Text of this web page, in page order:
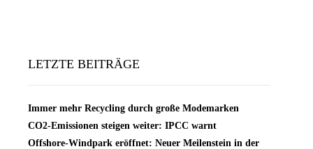
LETZTE BEITRÄGE
Immer mehr Recycling durch große Modemarken
CO2-Emissionen steigen weiter: IPCC warnt
Offshore-Windpark eröffnet: Neuer Meilenstein in der